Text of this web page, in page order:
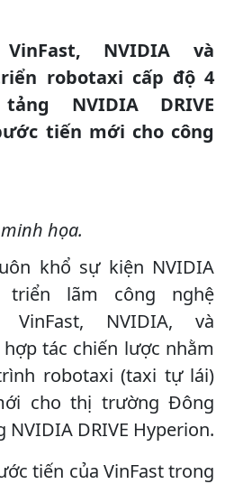
NVIDIA và
robotaxi cấp độ 4
NVIDIA DRIVE
tiến mới cho công
họa.
khổ sự kiện NVIDIA
triển lãm công nghệ
VinFast, NVIDIA, và
tác chiến lược nhằm
robotaxi (taxi tự lái)
cho thị trường Đông
DRIVE Hyperion.
tiến của VinFast trong